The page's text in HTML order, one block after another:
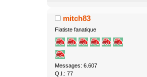
mitch83
Fiatiste fanatique
Messages: 6.607
Q.I.: 77